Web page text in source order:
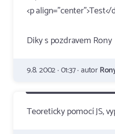
<p align="center">Test</
Diky s pozdravem Rony
9.8. 2002 · 01:37 · autor
Teoreticky pomocí JS,